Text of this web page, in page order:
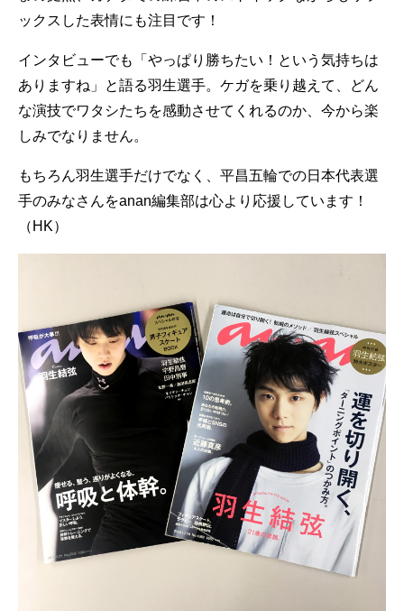
ックスした表情にも注目です！
インタビューでも「やっぱり勝ちたい！という気持ちは
ありますね」と語る羽生選手。ケガを乗り越えて、どん
な演技でワタシたちを感動させてくれるのか、今から楽
しみでなりません。
もちろん羽生選手だけでなく、平昌五輪での日本代表選
手のみなさんをanan編集部は心より応援しています！
（HK）